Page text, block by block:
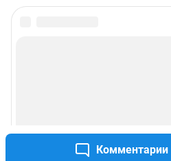
Комментарии